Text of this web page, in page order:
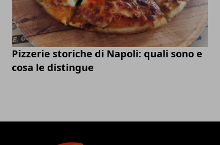
Pizzerie storiche di Napoli: quali sono e
cosa le distingue